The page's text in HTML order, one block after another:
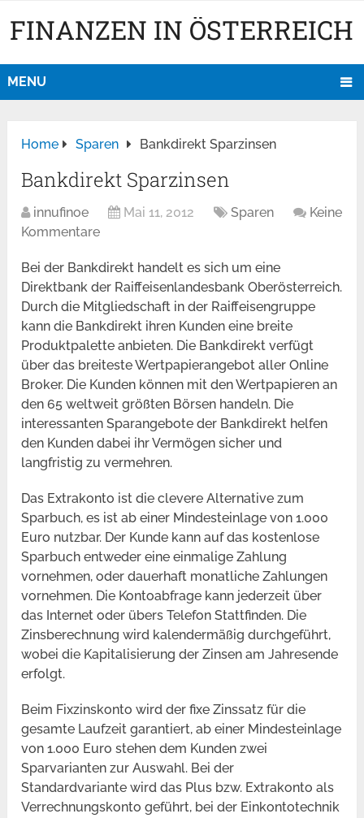
FINANZEN IN ÖSTERREICH
MENU
Home Sparen Bankdirekt Sparzinsen
Bankdirekt Sparzinsen
innufinoe Mai 11, 2012 Sparen
Keine
Kommentare
Bei der Bankdirekt handelt es sich um eine
Direktbank der Raiffeisenlandesbank Oberösterreich.
Durch die Mitgliedschaft in der Raiffeisengruppe
kann die Bankdirekt ihren Kunden eine breite
Produktpalette anbieten. Die Bankdirekt verfügt
über das breiteste Wertpapierangebot aller Online
Broker. Die Kunden können mit den Wertpapieren an
den 65 weltweit größten Börsen handeln. Die
interessanten Sparangebote der Bankdirekt helfen
den Kunden dabei ihr Vermögen sicher und
langfristig zu vermehren.
Das Extrakonto ist die clevere Alternative zum
Sparbuch, es ist ab einer Mindesteinlage von 1.000
Euro nutzbar. Der Kunde kann auf das kostenlose
Sparbuch entweder eine einmalige Zahlung
vornehmen, oder dauerhaft monatliche Zahlungen
vornehmen. Die Kontoabfrage kann jederzeit über
das Internet oder übers Telefon Stattfinden. Die
Zinsberechnung wird kalendermäßig durchgeführt,
wobei die Kapitalisierung der Zinsen am Jahresende
erfolgt.
Beim Fixzinskonto wird der fixe Zinssatz für die
gesamte Laufzeit garantiert, ab einer Mindesteinlage
von 1.000 Euro stehen dem Kunden zwei
Sparvarianten zur Auswahl. Bei der
Standardvariante wird das Plus bzw. Extrakonto als
Verrechnungskonto geführt, bei der Einkontotechnik